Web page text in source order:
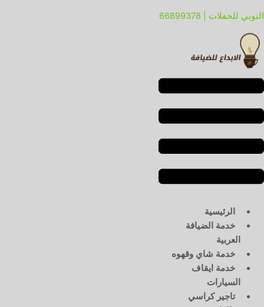
إلى
المحتوى
النوبي للحفلات | 66899378
الرئيسية
خدمة الضيافة
العربية
خدمة شاي وقهوه
خدمة ايقاف
السيارات
تاجير كراسي